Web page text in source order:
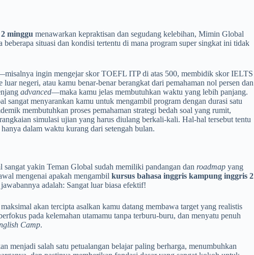
minggu menawarkan kepraktisan dan segudang kelebihan, Mimin Global
situasi dan kondisi tertentu di mana program super singkat ini tidak
ingin mengejar skor TOEFL ITP di atas 500, membidik skor IELTS
negeri, atau kamu benar-benar berangkat dari pemahaman nol persen dan
advanced—maka kamu jelas membutuhkan waktu yang lebih panjang.
sangat menyarankan kamu untuk mengambil program dengan durasi satu
membutuhkan proses pemahaman strategi bedah soal yang rumit,
simulasi ujian yang harus diulang berkali-kali. Hal-hal tersebut tentu
dalam waktu kurang dari setengah bulan.
yakin Teman Global sudah memiliki pandangan dan roadmap yang
mengenai apakah mengambil kursus bahasa inggris kampung inggris 2
adalah: Sangat luar biasa efektif!
akan tercipta asalkan kamu datang membawa target yang realistis
pada kelemahan utamamu tanpa terburu-buru, dan menyatu penuh
Camp.
menjadi salah satu petualangan belajar paling berharga, menumbuhkan